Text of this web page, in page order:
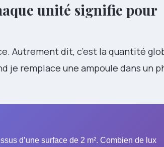
unité signifie pour
Autrement dit, c’est la quantité
je remplace une ampoule dans un
d’une surface de 2 m². Combien de lux